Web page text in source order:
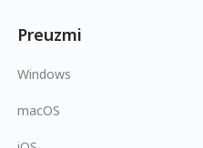
Preuzmi
Windows
macOS